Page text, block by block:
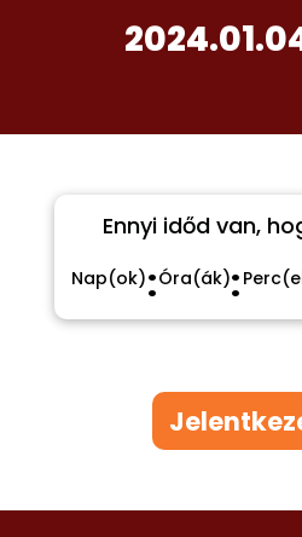
Ennyi időd van,
Nap(ok):Óra(ák):